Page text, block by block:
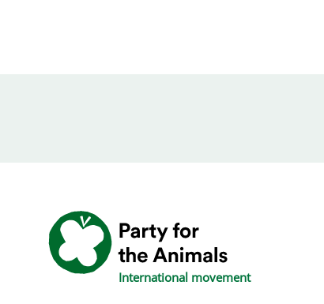
International movement